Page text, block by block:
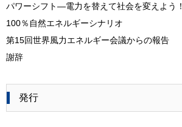
パワーシフト―電力を替えて社会を変えよう！
100％自然エネルギーシナリオ
第15回世界風力エネルギー会議からの報告
謝辞
発行